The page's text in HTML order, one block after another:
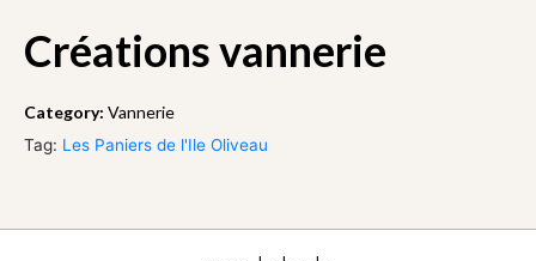
Créations vannerie
Category: Vannerie
Tag: Les Paniers de l'Ile Oliveau